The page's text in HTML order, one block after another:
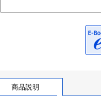
商品説明